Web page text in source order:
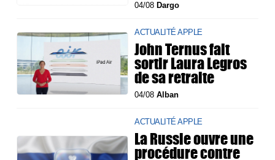
04/08 Dargo
ACTUALITÉ APPLE
John Ternus fait
sortir Laura Legros
de sa retraite
04/08Alban
ACTUALITÉ APPLE
La Russie ouvre une
procédure contre